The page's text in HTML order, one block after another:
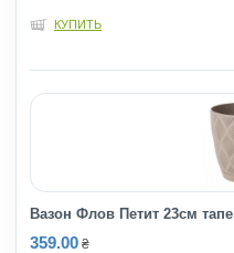
КУПИТЬ
Вазон Флов Петит 23см тапе
359.00 ₴